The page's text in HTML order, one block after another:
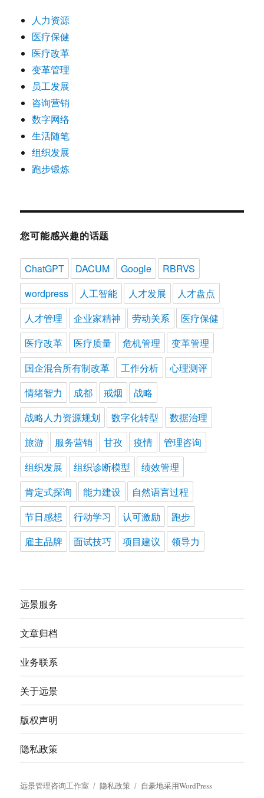
人力资源
医疗保健
医疗改革
变革管理
员工发展
咨询营销
数字网络
生活随笔
组织发展
跑步锻炼
您可能感兴趣的话题
ChatGPT DACUM Google
RBRVS
wordpress
人工智能 人才发展
人才盘点
人才管理
企业家精神 劳动关系
医疗保健
医疗改革
医疗质量 危机管理
变革管理
国企混合所有制改革
工作分析
心理测评
情绪智力
成都 戒烟
战略
战略人力资源规划
数字化转型
数据治理
旅游
服务营销 甘孜 疫情
管理咨询
组织发展
组织诊断模型
绩效管理
肯定式探询
能力建设
自然语言过程
节日感想
行动学习 认可激励
跑步
雇主品牌
面试技巧 项目建议 领导力
远景服务
文章归档
业务联系
关于远景
版权声明
隐私政策
远景管理咨询工作室 隐私政策 自豪地采用WordPress